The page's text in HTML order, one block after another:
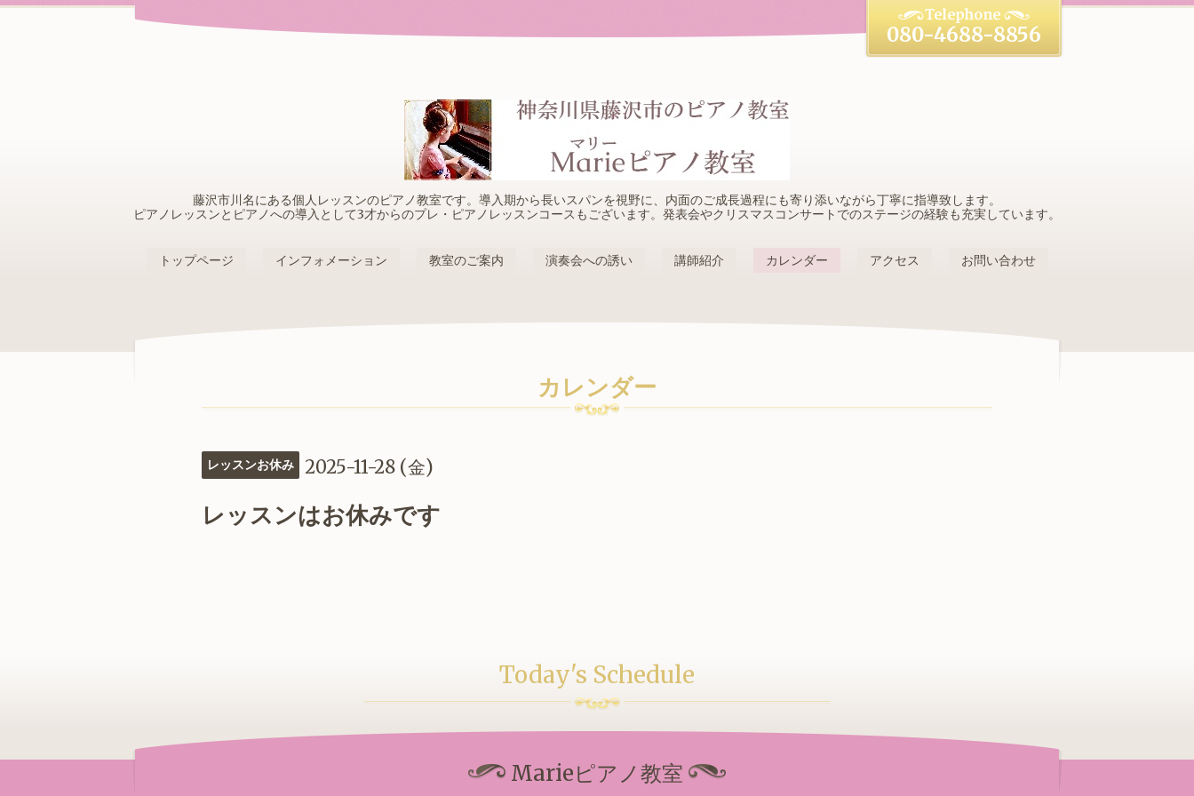
藤沢市川名にある個人レッスンのピアノ教室です。導入期から長いスパンを視野に、内面のご成長過程にも寄り添いながら丁寧に指導致します。
ピアノレッスンとピアノへの導入として3才からのプレ・ピアノレッスンコースもございます。発表会やクリスマスコンサートでのステージの経験も充実しています。
080-4688-8856
トップページ インフォメーション 教室のご案内 演奏会への誘い 講師紹介 カレンダー アクセス お問い合わせ
カレンダー
レッスンお休み 2025-11-28 (金)
レッスンはお休みです
Today's Schedule
Marieピアノ教室